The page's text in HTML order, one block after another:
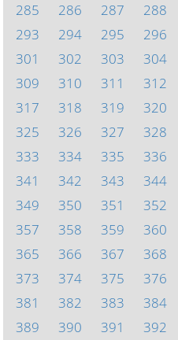
285
286 287 288
293
294 295 296
301
302 303 304
309
310 311 312
317
318 319 320
325
326 327 328
333
334 335 336
341
342 343 344
349
350 351 352
357
358 359 360
365
366 367 368
373
374 375 376
381
382 383 384
389
390 391 392